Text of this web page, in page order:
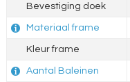
Bevestiging doek
Materiaal frame
Kleur frame
Aantal Baleinen